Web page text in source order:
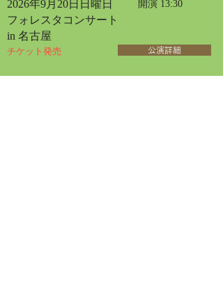
2026年9月20日日曜日 開演 13:30
フォレスタコンサート
in 名古屋
チケット発売 公演詳細